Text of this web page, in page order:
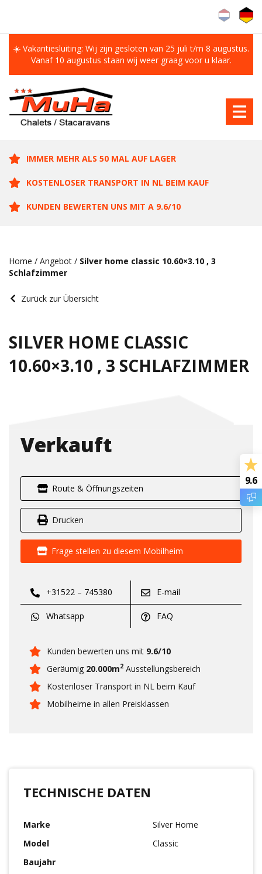
☀️ Vakantiesluiting: Wij zijn gesloten van 25 juli t/m 8 augustus.
Vanaf 10 augustus staan wij weer graag voor u klaar.
IMMER MEHR ALS 50 MAL AUF LAGER
KOSTENLOSER TRANSPORT IN NL BEIM KAUF
KUNDEN BEWERTEN UNS MIT A 9.6/10
Home / Angebot / Silver home classic 10.60×3.10 , 3
Schlafzimmer
Zurück zur Übersicht
SILVER HOME CLASSIC
10.60×3.10 , 3 SCHLAFZIMMER
Verkauft
Route & Öffnungszeiten
Drucken
Frage stellen zu diesem Mobilheim
+31522 – 745380 E-mail
Whatsapp FAQ
Kunden bewerten uns mit 9.6/10
Geräumig 20.000m2 Ausstellungsbereich
Kostenloser Transport in NL beim Kauf
Mobilheime in allen Preisklassen
TECHNISCHE DATEN
Marke
Silver Home
Model
Classic
Baujahr
9.6